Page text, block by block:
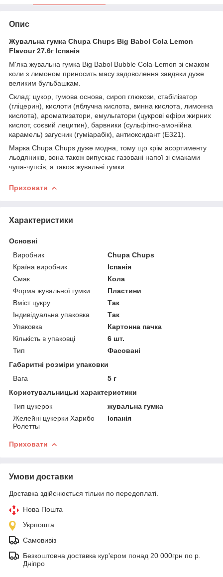
Опис
Жувальна гумка Chupa Chups Big Babol Cola Lemon
Flavour 27.6г Іспанія
М'яка жувальна гумка Big Babol Bubble Cola-Lemon зі смаком
коли з лимоном приносить масу задоволення завдяки дуже
великим бульбашкам.
Склад: цукор, гумова основа, сироп глюкози, стабілізатор
(гліцерин), кислоти (яблучна кислота, винна кислота, лимонна
кислота), ароматизатори, емульгатори (цукрові ефіри жирних
кислот, соєвий лецитин), барвники (сульфітно-амонійна
карамель) загусник (гуміарабік), антиоксидант (Е321).
Марка Chupa Chups дуже модна, тому що крім асортименту
льодяників, вона також випускає газовані напої зі смаками
чупа-чупсів, а також жувальні гумки.
Приховати
Характеристики
Основні
Виробник
Chupa Chups
Країна виробник
Іспанія
Смак
Кола
Форма жувальної гумки
Пластини
Вміст цукру
Так
Індивідуальна упаковка
Так
Упаковка
Картонна пачка
Кількість в упаковці
6 шт.
Тип
Фасовані
Габаритні розміри упаковки
Вага
5 г
Користувальницькі характеристики
Тип цукерок
жувальна гумка
Желейні цукерки Харибо
Ролетты
Іспанія
Приховати
Умови доставки
Доставка здійснюється тільки по передоплаті.
Нова Пошта
Укрпошта
Самовивіз
Безкоштовна доставка кур'єром понад 20 000грн по р.
Дніпро